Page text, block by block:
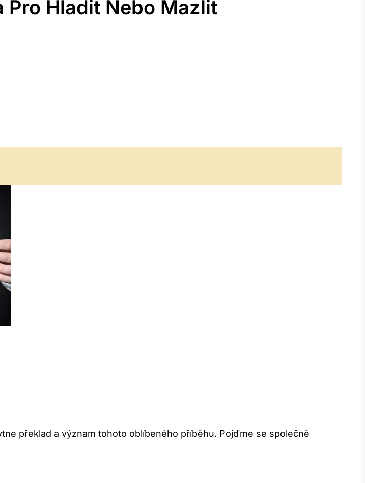
Pro Hladit Nebo Mazlit
překlad a význam tohoto oblíbeného příběhu. Pojďme se společně